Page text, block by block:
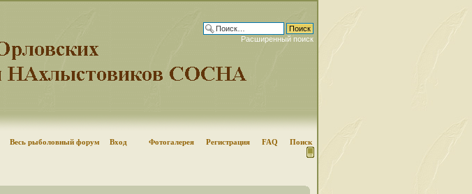
Расширенный поиск
Весь рыболовный форум Вход Фотогалерея Регистрация FAQ Поиск